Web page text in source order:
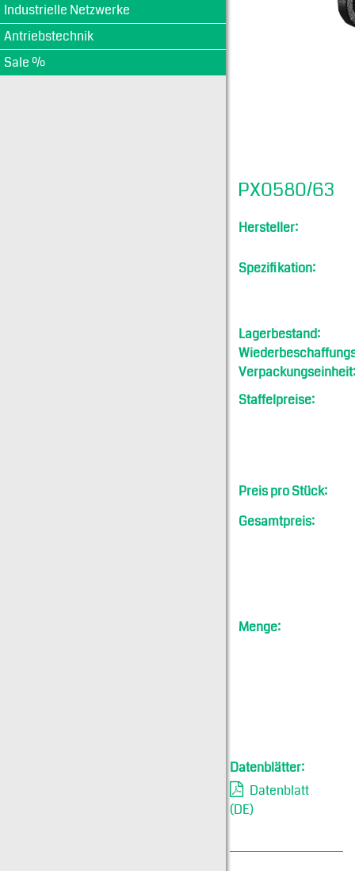
Industrielle Netzwerke
Antriebstechnik
Sale %
PX0580/63
Hersteller:
Spezifikation:
Lagerbestand:
Verpackungseinheit:
Staffelpreise:
Preis pro Stück:
Gesamtpreis:
Menge:
Datenblätter:
Datenblatt
(DE)